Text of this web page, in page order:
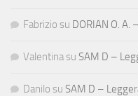
Fabrizio su DORIAN O. A.
Valentina su SAM D –
Danilo su SAM D –